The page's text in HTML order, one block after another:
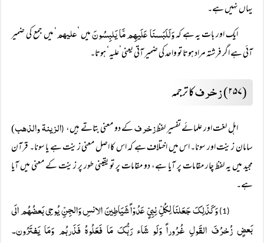
یہاں نہیں ہے۔
ایک اور بات یہ ہے کہوَلَلَبَسنَا عَلَیہِم مَّا یَلبِسُونَمیں ’ علیھم‘ میں جمع کی ضمیر
آئی ہے اگر فرشتہ مراد ہوتا تو واحد کی ضمیر آتی یعنی’علیہ‘ ہوتا۔
(۲۵۷) زخرفکا ترجمہ
اہل لغت اور علمائے تفسیر لفظزخرفکے دو معنی بتاتے ہیں، (الزینۃ والذھب)
سامان زینت اور سونا۔ اس میں اختلاف ہے کہ اس کا اصل معنی زینت ہے یا سونا۔ قرآن
مجید میں یہ لفظ چار مقامات پر آیا ہے، دو مقامات پر تو یقینی طور پر زینت کے معنی میں آیا
ہے۔
(1)
وَکَذَلِکَ جَعَلنَا لِکُلِّ نِبِیٍّ عَدُوّاً شَیَاطِینَ الانسِ وَالجِنِّ یُوحِی بَعضُہُم الَی
بَعضٍ زُخرُفَ القَولِ غُرُوراً وَلَو شَاء رَبُّکَ مَا فَعَلُوہُ فَذَرہُم وَمَا یَفتَرُون۔